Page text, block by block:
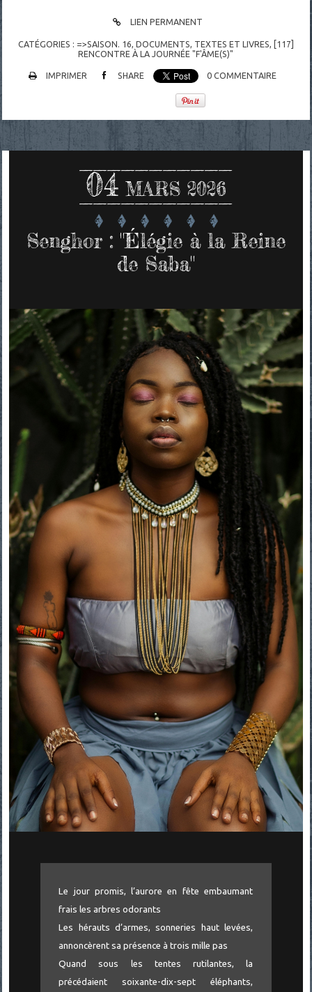
LIEN PERMANENT
CATÉGORIES : =>SAISON. 16, DOCUMENTS, TEXTES ET LIVRES,
[117]
RENCONTRE À LA JOURNÉE "F'ÂME(S)"
IMPRIMER SHARE 0 COMMENTAIRE
04 MARS 2026
Senghor : "Élégie à la Reine
de Saba"
Le jour promis, l’aurore en fête embaumant
frais les arbres odorants
Les hérauts d’armes, sonneries haut levées,
annoncèrent sa présence à trois mille pas
Quand sous les tentes rutilantes, la
précédaient soixante-dix-sept éléphants,